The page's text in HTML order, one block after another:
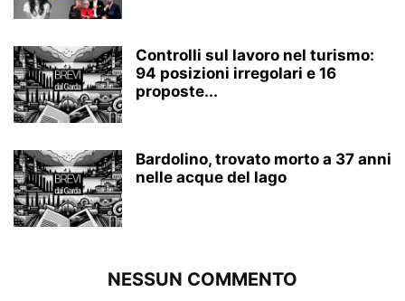
Controlli sul lavoro nel turismo:
94 posizioni irregolari e 16
proposte...
Bardolino, trovato morto a 37 anni
nelle acque del lago
NESSUN COMMENTO